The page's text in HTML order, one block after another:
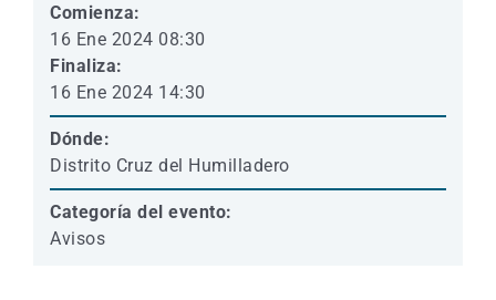
Comienza:
16 Ene 2024 08:30
Finaliza:
16 Ene 2024 14:30
Dónde:
Distrito Cruz del Humilladero
Categoría del evento:
Avisos